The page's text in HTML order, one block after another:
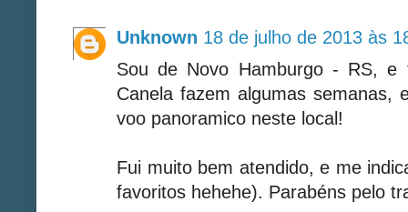
Unknown 18 de julho de 2013 às
Sou de Novo Hamburgo - RS,
Canela fazem algumas
voo panoramico neste local!
Fui muito bem atendido, e me
favoritos hehehe). Parabéns pelo